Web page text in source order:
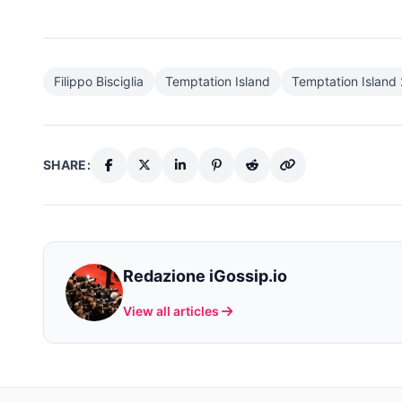
Filippo Bisciglia Temptation Island Temptation Island
SHARE:
Redazione iGossip.io
View all articles